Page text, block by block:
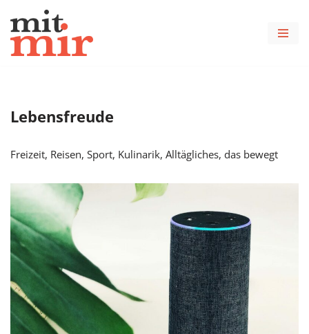
Zum
Inhalt
Lebensfreude
Freizeit, Reisen, Sport, Kulinarik, Alltägliches, das bewegt